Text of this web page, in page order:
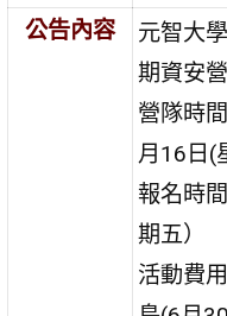
公告內容
元智大
期資安營
營隊時
月16日(
報名時
期五）
活動費